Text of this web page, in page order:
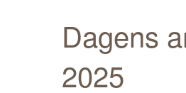
Dagens
2025